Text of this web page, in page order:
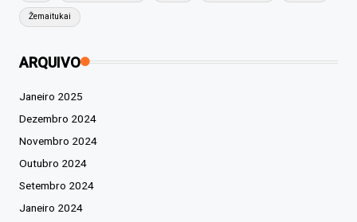
Žemaitukai
ARQUIVO
Janeiro 2025
Dezembro 2024
Novembro 2024
Outubro 2024
Setembro 2024
Janeiro 2024